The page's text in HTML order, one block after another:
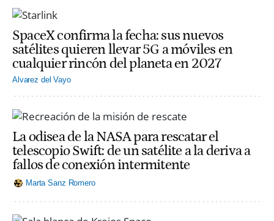
SpaceX confirma la fecha: sus nuevos
satélites quieren llevar 5G a móviles en
cualquier rincón del planeta en 2027
Alvarez del Vayo
La odisea de la NASA para rescatar el
telescopio Swift: de un satélite a la deriva a
fallos de conexión intermitente
Marta Sanz Romero